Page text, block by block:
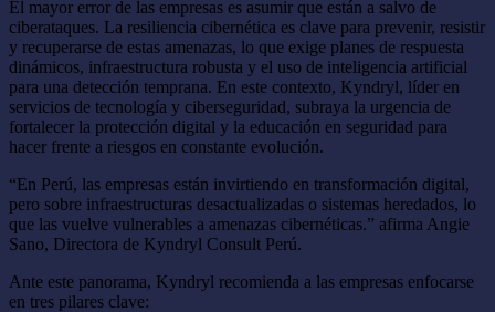
El mayor error de las empresas es asumir que están a salvo de
ciberataques. La resiliencia cibernética es clave para prevenir, resistir
y recuperarse de estas amenazas, lo que exige planes de respuesta
dinámicos, infraestructura robusta y el uso de inteligencia artificial
para una detección temprana. En este contexto, Kyndryl, líder en
servicios de tecnología y ciberseguridad, subraya la urgencia de
fortalecer la protección digital y la educación en seguridad para
hacer frente a riesgos en constante evolución.
“En Perú, las empresas están invirtiendo en transformación digital,
pero sobre infraestructuras desactualizadas o sistemas heredados, lo
que las vuelve vulnerables a amenazas cibernéticas.” afirma Angie
Sano, Directora de Kyndryl Consult Perú.
Ante este panorama, Kyndryl recomienda a las empresas enfocarse
en tres pilares clave: